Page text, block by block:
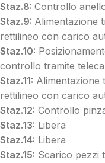
Staz.8: Controllo
Staz.9: Alimentazione
rettilineo con carico
Staz.10:
controllo tramite
Staz.11: Alimentazione
rettilineo con carico
Staz.12: Controllo
Staz.13: Libera
Staz.14: Libera
Staz.15: Scarico pezzi